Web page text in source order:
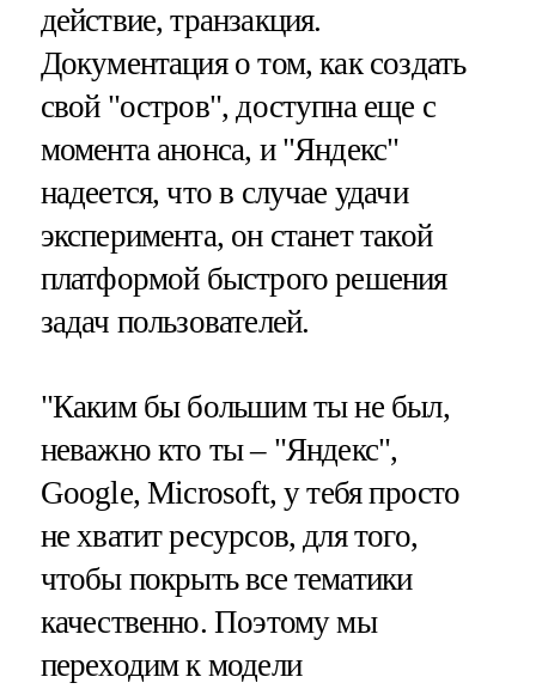
действие, транзакция.
Документация о том, как создать
свой "остров", доступна еще с
момента анонса, и "Яндекс"
надеется, что в случае удачи
эксперимента, он станет такой
платформой быстрого решения
задач пользователей.
"Каким бы большим ты не был,
неважно кто ты – "Яндекс",
Google, Microsoft, у тебя просто
не хватит ресурсов, для того,
чтобы покрыть все тематики
качественно. Поэтому мы
переходим к модели